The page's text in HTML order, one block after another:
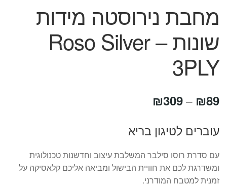
מחבת נירוסטה מידות
שונות – Roso Silver
3PLY
₪89
–
₪309
עד
עוברים לטיגון בריא
עם סדרת רוסו סילבר המשלבת עיצוב וחדשנות טכנולוגית
ומשדרגת לכם את חוויית הבישול ומביאה אליכם קלאסיקה על
זמנית למטבח המודרני.